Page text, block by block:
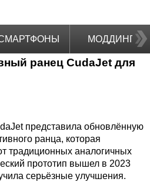
МОДДИНГ
ранец CudaJet для
представила обновлённую
ранца, которая
традиционных аналогичных
прототип вышел в 2023
серьёзные улучшения.